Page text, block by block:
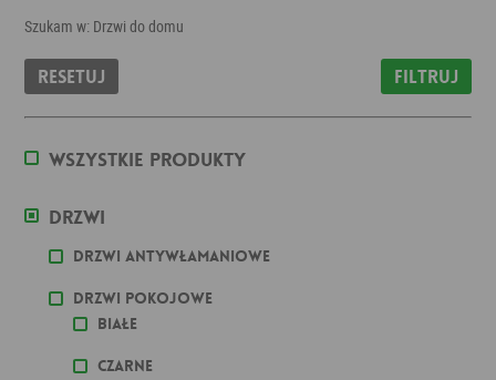
Szukam w: Drzwi do domu
Resetuj Filtruj
Wszystkie produkty
Drzwi
Drzwi antywłamaniowe
Drzwi pokojowe
Białe
Czarne